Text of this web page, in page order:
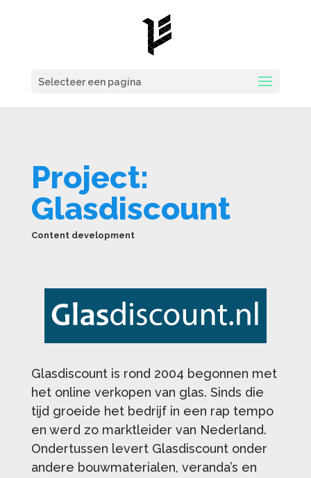
Selecteer een pagina
Project:
Glasdiscount
Content development
Glasdiscount is rond 2004 begonnen met
het online verkopen van glas. Sinds die
tijd groeide het bedrijf in een rap tempo
en werd zo marktleider van Nederland.
Ondertussen levert Glasdiscount onder
andere bouwmaterialen, veranda’s en